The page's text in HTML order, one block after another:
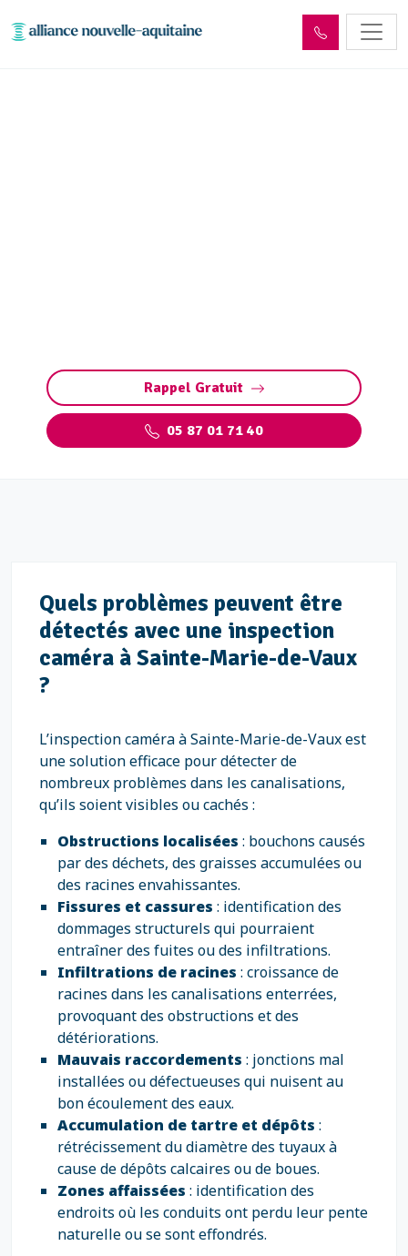
Rappel Gratuit
05 87 01 71 40
Quels problèmes peuvent être
détectés avec une inspection
caméra à Sainte-Marie-de-Vaux
?
L’inspection caméra à Sainte-Marie-de-Vaux est
une solution efficace pour détecter de
nombreux problèmes dans les canalisations,
qu’ils soient visibles ou cachés :
Obstructions localisées : bouchons causés
par des déchets, des graisses accumulées ou
des racines envahissantes.
Fissures et cassures : identification des
dommages structurels qui pourraient
entraîner des fuites ou des infiltrations.
Infiltrations de racines : croissance de
racines dans les canalisations enterrées,
provoquant des obstructions et des
détériorations.
Mauvais raccordements : jonctions mal
installées ou défectueuses qui nuisent au
bon écoulement des eaux.
Accumulation de tartre et dépôts :
rétrécissement du diamètre des tuyaux à
cause de dépôts calcaires ou de boues.
Zones affaissées : identification des
endroits où les conduits ont perdu leur pente
naturelle ou se sont effondrés.